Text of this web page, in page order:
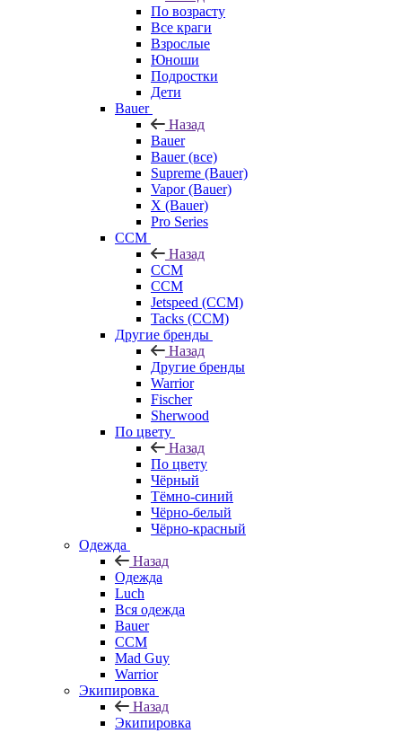
По возрасту
Все краги
Взрослые
Юноши
Подростки
Дети
Bauer
Назад
Bauer
Bauer (все)
Supreme (Bauer)
Vapor (Bauer)
X (Bauer)
Pro Series
CCM
Назад
CCM
CCM
Jetspeed (CCM)
Tacks (CCM)
Другие бренды
Назад
Другие бренды
Warrior
Fischer
Sherwood
По цвету
Назад
По цвету
Чёрный
Тёмно-синий
Чёрно-белый
Чёрно-красный
Одежда
Назад
Одежда
Luch
Вся одежда
Bauer
CCM
Mad Guy
Warrior
Экипировка
Назад
Экипировка